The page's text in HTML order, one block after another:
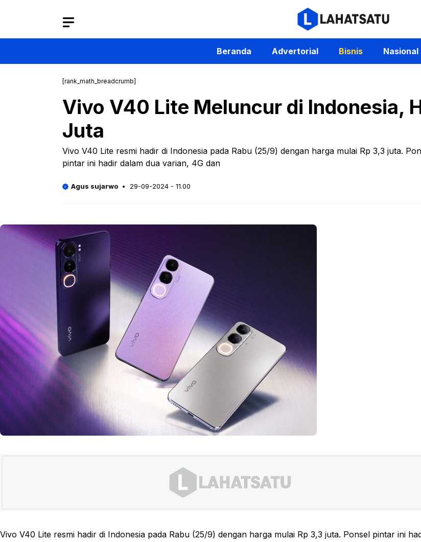
Beranda Advertorial Bisnis Nasional
[rank_math_breadcrumb]
Vivo V40 Lite Meluncur di Indonesia,
Juta
Vivo V40 Lite resmi hadir di Indonesia pada Rabu (25/9) dengan harga mulai Rp 3,3 juta.
pintar ini hadir dalam dua varian, 4G dan
Agus sujarwo 29-09-2024 - 11.00
Vivo V40 Lite resmi hadir di Indonesia pada Rabu (25/9) dengan harga mulai Rp 3,3 juta. Ponsel pintar ini